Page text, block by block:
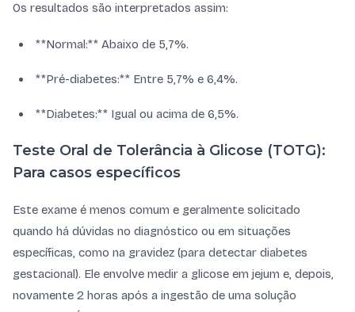
Os resultados são interpretados assim:
**Normal:** Abaixo de 5,7%.
**Pré-diabetes:** Entre 5,7% e 6,4%.
**Diabetes:** Igual ou acima de 6,5%.
Teste Oral de Tolerância à Glicose (TOTG):
Para casos específicos
Este exame é menos comum e geralmente solicitado
quando há dúvidas no diagnóstico ou em situações
específicas, como na gravidez (para detectar diabetes
gestacional). Ele envolve medir a glicose em jejum e, depois,
novamente 2 horas após a ingestão de uma solução